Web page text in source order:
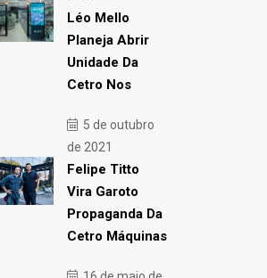
Léo Mello
Planeja Abrir
Unidade Da
Cetro Nos
5 de outubro
de 2021
Felipe Titto
Vira Garoto
Propaganda Da
Cetro Máquinas